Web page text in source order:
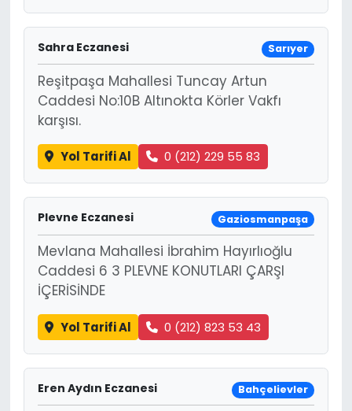
Sahra Eczanesi Sarıyer
Reşitpaşa Mahallesi Tuncay Artun
Caddesi No:10B Altınokta Körler Vakfı
karşısı.
Yol Tarifi Al 0 (212) 229 55 83
Plevne Eczanesi Gaziosmanpaşa
Mevlana Mahallesi İbrahim Hayırlıoğlu
Caddesi 6 3 PLEVNE KONUTLARI ÇARŞI
İÇERİSİNDE
Yol Tarifi Al 0 (212) 823 53 43
Eren Aydın Eczanesi Bahçelievler